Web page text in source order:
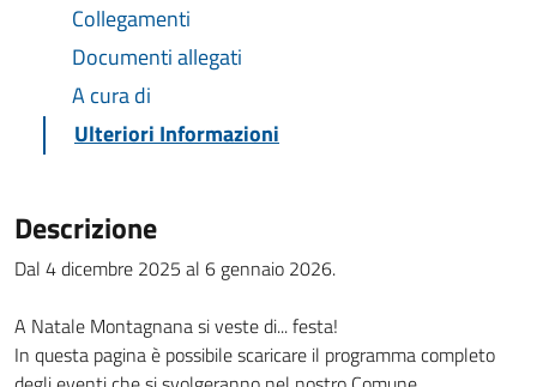
Collegamenti
Documenti allegati
A cura di
Ulteriori Informazioni
Descrizione
Dal 4 dicembre 2025 al 6 gennaio 2026.
A Natale Montagnana si veste di... festa!
In questa pagina è possibile scaricare il programma completo